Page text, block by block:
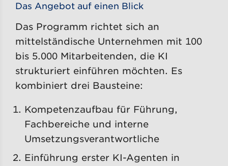
Das Angebot auf einen Blick
Das Programm richtet sich an
mittelständische Unternehmen mit 100
bis 5.000 Mitarbeitenden, die KI
strukturiert einführen möchten. Es
kombiniert drei Bausteine:
Kompetenzaufbau für Führung,
Fachbereiche und interne
Umsetzungsverantwortliche
Einführung erster KI-Agenten in